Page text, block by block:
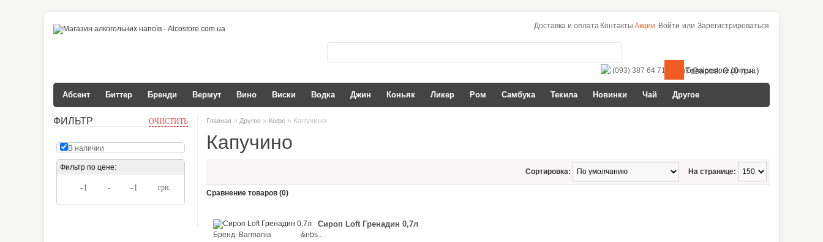
Доставка и оплата Контакты Акции Войти или Зарегистрироваться
(093) 387 64 71 info@alcostore.com.ua
Товаров: 0 (0 грн.)
Абсент Биттер Бренди Вермут Вино Виски Водка Джин Коньяк Ликер Ром Самбука Текила Новинки Чай Другое
ФИЛЬТР ОЧИСТИТЬ
В наличии
Фильтр по цене:
- грн.
Главная » Другое » Кофе » Капучино
Капучино
На странице:
Сортировка:
Сравнение товаров (0)
Сироп Loft Гренадин 0,7л
Бренд: Barmania &nbs..